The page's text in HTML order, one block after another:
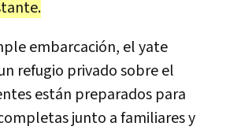
embarcación, el yate
refugio privado sobre el
están preparados para
junto a familiares y